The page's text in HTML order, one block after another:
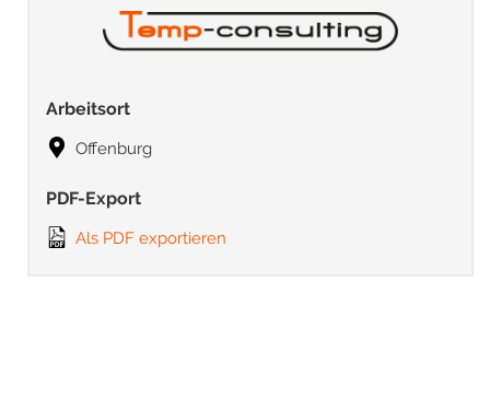
Arbeitsort
Offenburg
PDF-Export
Als PDF exportieren